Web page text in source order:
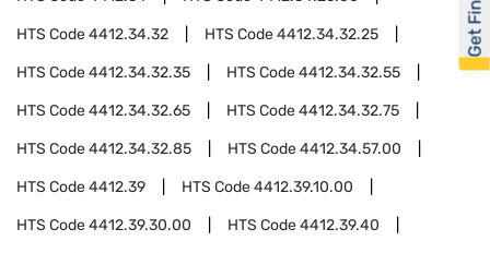
HTS Code4412.34.32 HTS Code4412.34.32.25
HTS Code4412.34.32.35 HTS Code4412.34.32.55
HTS Code4412.34.32.65 HTS Code4412.34.32.75
HTS Code4412.34.32.85 HTS Code4412.34.57.00
HTS Code4412.39 HTS Code4412.39.10.00
HTS Code4412.39.30.00 HTS Code4412.39.40